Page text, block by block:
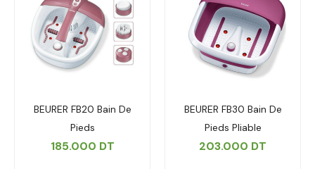
BEURER FB20 Bain De
Pieds
185.000 DT
BEURER FB30 Bain De
Pieds Pliable
203.000 DT